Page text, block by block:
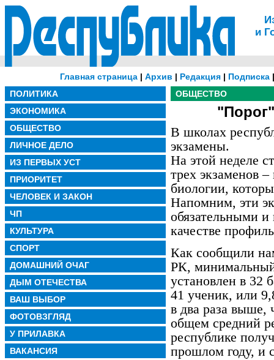
и
Главная страница | Архив | Редакция | Подписка
ПОЛИТИКА
ЭКОНОМИКА
ОБЩЕСТВО
ЛИЧНОЕ ДЕЛО
ИЗ ПЕРВЫХ УСТ
ПРИОРИТЕТ
ЧЕЛОВЕК И ЗАКОН
ЧП
КУЛЬТУРА
СПОРТ
ДОМАШНИЙ ОЧАГ
ДЫМ ОТЕЧЕСТВА
ВАШ ВЫБОР
ФОТОВЗГЛЯД
У ПРИЛАВКА
ВАКАНСИЯ
ОБЩЕСТВО
В школах
экзамены.
На этой неделе
трех экзаменов
биологии,
Напомним, эти
обязательными
качестве
Как сообщили
РК,
установлен в 32
41 ученик, или
в два раза выше,
общем средний
республике
прошлом году, и